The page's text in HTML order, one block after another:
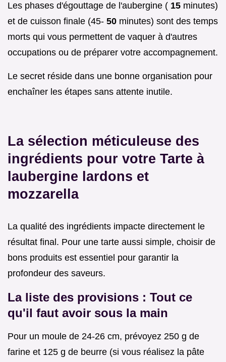
Les phases d'égouttage de l'aubergine ( 15 minutes)
et de cuisson finale (45- 50 minutes) sont des temps
morts qui vous permettent de vaquer à d'autres
occupations ou de préparer votre accompagnement.
Le secret réside dans une bonne organisation pour
enchaîner les étapes sans attente inutile.
La sélection méticuleuse des
ingrédients pour votre Tarte à
laubergine lardons et
mozzarella
La qualité des ingrédients impacte directement le
résultat final. Pour une tarte aussi simple, choisir de
bons produits est essentiel pour garantir la
profondeur des saveurs.
La liste des provisions : Tout ce
qu'il faut avoir sous la main
Pour un moule de 24-26 cm, prévoyez 250 g de
farine et 125 g de beurre (si vous réalisez la pâte